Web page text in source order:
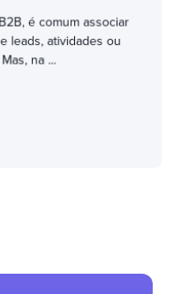
é comum associar
leads, atividades ou
na ...